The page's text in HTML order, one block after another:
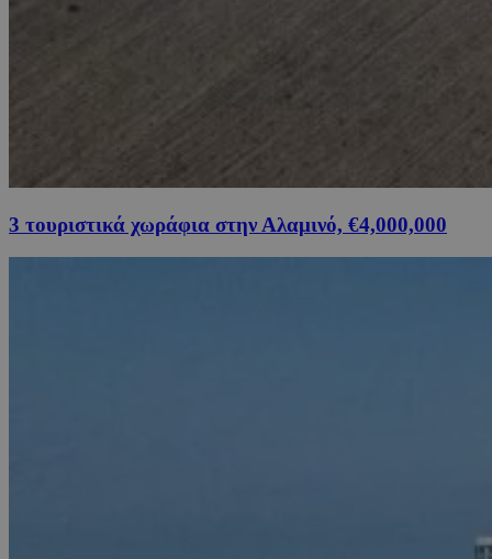
3 τουριστικά χωράφια στην Αλαμινό, €4,000,000